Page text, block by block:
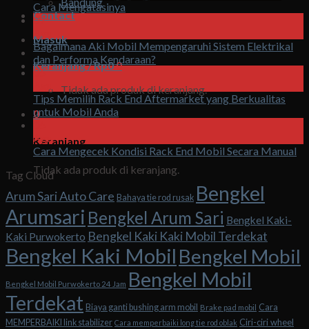
Contact
Masuk
Keranjang /Rp00
Tidak ada produk di keranjang.
0
Keranjang
Tidak ada produk di keranjang.
Cara Mengatasinya
07
Agu
Bagaimana Aki Mobil Mempengaruhi Sistem Elektrikal
dan Performa Kendaraan?
06
Tips Memilih Rack End Aftermarket yang Berkualitas
untuk Mobil Anda
Agu
Cara Mengecek Kondisi Rack End Mobil Secara Manual
Tag Cloud
Arum Sari Auto Care Bahaya tie rod rusak Bengkel
Arumsari Bengkel Arum Sari Bengkel Kaki-
Kaki Purwokerto Bengkel Kaki Kaki Mobil Terdekat
Bengkel Kaki Mobil Bengkel Mobil
Bengkel Mobil Purwokerto 24 Jam Bengkel Mobil
Terdekat Biaya ganti bushing arm mobil Brake pad mobil Cara
MEMPERBAIKI link stabilizer Cara memperbaiki long tie rod oblak Ciri-ciri wheel